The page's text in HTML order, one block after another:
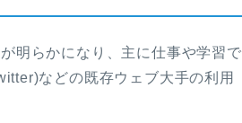
明らかになり、主に仕事や学習で
などの既存ウェブ大手の利用